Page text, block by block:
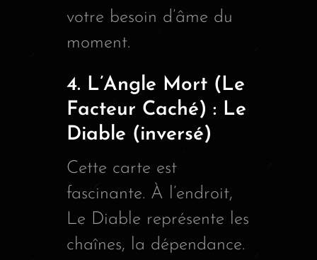
votre besoin d’âme du
moment.
4. L’Angle Mort (Le
Facteur Caché) : Le
Diable (inversé)
Cette carte est
fascinante. À l’endroit,
Le Diable représente les
chaînes, la dépendance.